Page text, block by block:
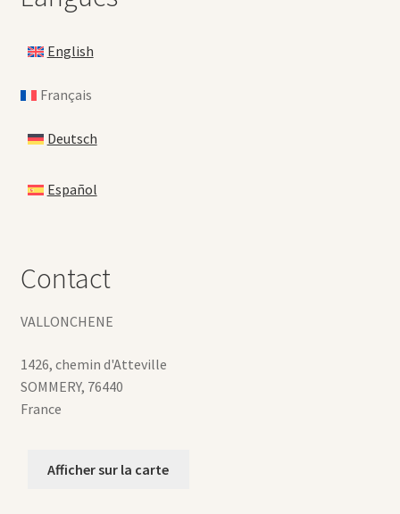
English
Français
Deutsch
Español
Contact
VALLONCHENE
1426, chemin d'Atteville
SOMMERY, 76440
France
Afficher sur la carte